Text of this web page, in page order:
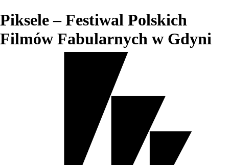
Piksele – Festiwal Polskich
Filmów Fabularnych w Gdyni